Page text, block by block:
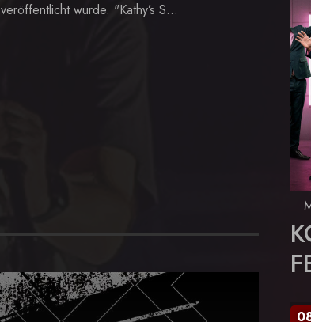
veröffentlicht wurde. "Kathy’s S...